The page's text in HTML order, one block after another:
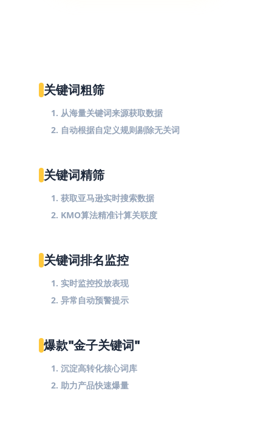
关键词粗筛
1. 从海量关键词来源获取数据
2. 自动根据自定义规则剔除无关词
关键词精筛
1. 获取亚马逊实时搜索数据
2. KMO算法精准计算关联度
关键词排名监控
1. 实时监控投放表现
2. 异常自动预警提示
爆款"金子关键词"
1. 沉淀高转化核心词库
2. 助力产品快速爆量